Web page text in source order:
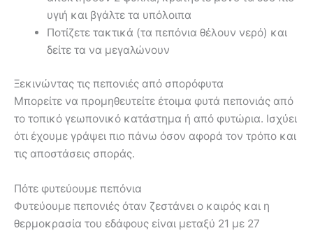
υγιή και βγάλτε τα υπόλοιπα
Ποτίζετε τακτικά (τα πεπόνια θέλουν νερό) και
δείτε τα να μεγαλώνουν
Ξεκινώντας τις πεπονιές από σπορόφυτα
Μπορείτε να προμηθευτείτε έτοιμα φυτά πεπονιάς από
το τοπικό γεωπονικό κατάστημα ή από φυτώρια. Ισχύει
ότι έχουμε γράψει πιο πάνω όσον αφορά τον τρόπο και
τις αποστάσεις σποράς.
Πότε φυτεύουμε πεπόνια
Φυτεύουμε πεπονιές όταν ζεστάνει ο καιρός και η
θερμοκρασία του εδάφους είναι μεταξύ 21 με 27